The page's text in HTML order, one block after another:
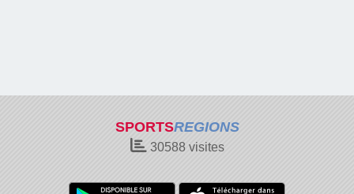
SPORTSREGIONS
30588visites